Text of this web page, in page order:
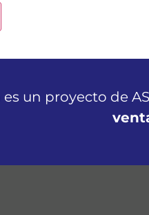
es un proyecto de